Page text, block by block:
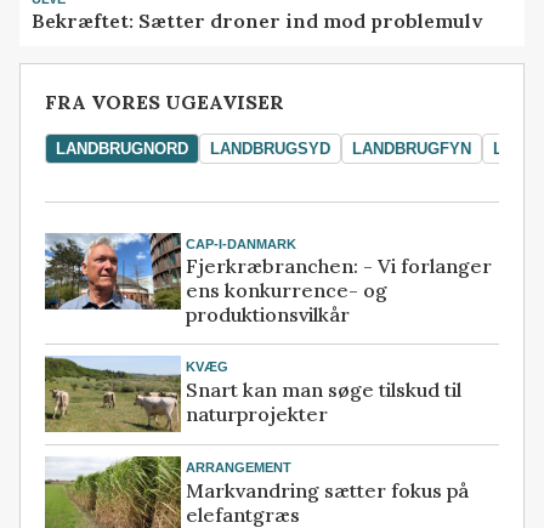
Bekræftet: Sætter droner ind mod problemulv
FRA VORES UGEAVISER
LANDBRUGNORD LANDBRUGSYD LANDBRUGFYN
CAP-I-DANMARK
Fjerkræbranchen: - Vi forlanger
ens konkurrence- og
produktionsvilkår
KVÆG
Snart kan man søge tilskud til
naturprojekter
ARRANGEMENT
Markvandring sætter fokus på
elefantgræs